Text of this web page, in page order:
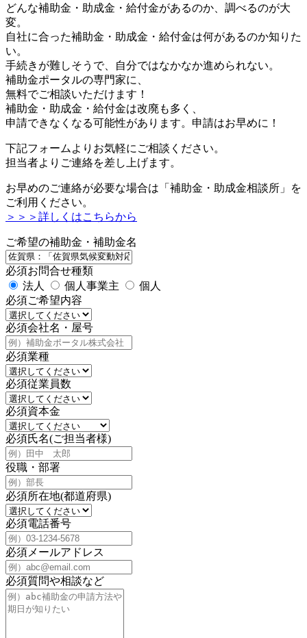
どんな補助金・助成金・給付金があるのか、調べるのが大
変。
自社に合った補助金・助成金・給付金は何があるのか知りた
い。
手続きが難しそうで、自分ではなかなか進められない。
補助金ポータルの専門家に、
無料でご相談いただけます！
補助金・助成金・給付金は改廃も多く、
申請できなくなる可能性があります。申請はお早めに！
下記フォームよりお気軽にご相談ください。
担当者よりご連絡を差し上げます。
お早めのご連絡が必要な場合は「補助金・助成金相談所」を
ご利用ください。
＞＞＞詳しくはこちらから
ご希望の補助金・補助金名
必須お問合せ種類
法人
個人事業主
個人
必須ご希望内容
必須会社名・屋号
必須業種
必須従業員数
必須資本金
必須氏名(ご担当者様)
役職・部署
必須所在地(都道府県)
必須電話番号
必須 メールアドレス
必須質問や相談など